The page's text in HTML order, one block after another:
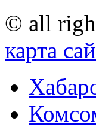
© all
карта